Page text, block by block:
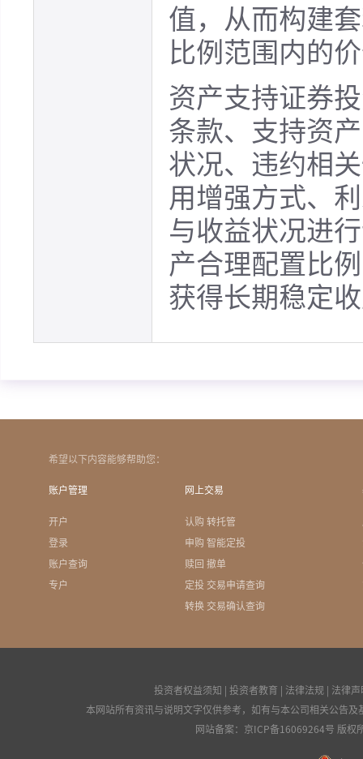
值，从而构建
比例范围内的
资产支持证券
条款、支持资
状况、违约相
用增强方式、
与收益状况进
产合理配置比
获得长期稳定
希望以下内容能够帮助您：
账户管理
开户
登录
账户查询
专户
网上交易
认购 转托管
申购 智能定投
赎回 撤单
定投 交易申请查询
转换 交易确认查询
投资者权益须知 投资者教育 法律法规
法律声
本网站所有资讯与说明文字仅供参考，如有与本公司相关公告
网站备案： 京ICP备16069264号 版权